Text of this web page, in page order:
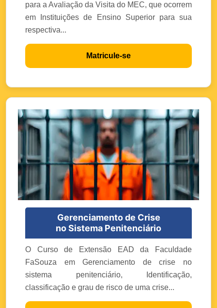
para a Avaliação da Visita do MEC, que ocorrem
em Instituições de Ensino Superior para sua
respectiva...
Matricule-se
Gerenciamento de Crise
no Sistema Penitenciário
O Curso de Extensão EAD da Faculdade
FaSouza em Gerenciamento de crise no
sistema penitenciário, Identificação,
classificação e grau de risco de uma crise...